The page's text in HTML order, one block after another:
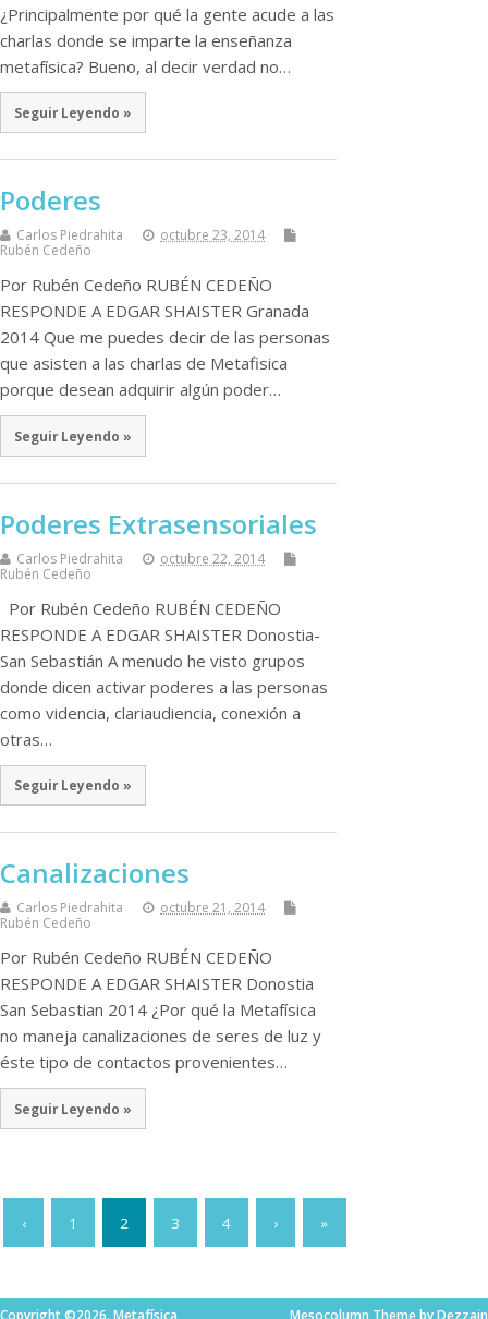
¿Principalmente por qué la gente acude a las
charlas donde se imparte la enseñanza
metafísica? Bueno, al decir verdad no…
Seguir Leyendo »
Poderes
Carlos Piedrahita
octubre 23, 2014
Rubén Cedeño
Por Rubén Cedeño RUBÉN CEDEÑO
RESPONDE A EDGAR SHAISTER Granada
2014 Que me puedes decir de las personas
que asisten a las charlas de Metafisica
porque desean adquirir algún poder…
Seguir Leyendo »
Poderes Extrasensoriales
Carlos Piedrahita
octubre 22, 2014
Rubén Cedeño
Por Rubén Cedeño RUBÉN CEDEÑO
RESPONDE A EDGAR SHAISTER Donostia-
San Sebastián A menudo he visto grupos
donde dicen activar poderes a las personas
como videncia, clariaudiencia, conexión a
otras…
Seguir Leyendo »
Canalizaciones
Carlos Piedrahita
octubre 21, 2014
Rubén Cedeño
Por Rubén Cedeño RUBÉN CEDEÑO
RESPONDE A EDGAR SHAISTER Donostia
San Sebastian 2014 ¿Por qué la Metafísica
no maneja canalizaciones de seres de luz y
éste tipo de contactos provenientes…
Seguir Leyendo »
‹ 1 2 3 4 › »
Copyright ©2026. Metafísica Mesocolumn Theme by Dezzain